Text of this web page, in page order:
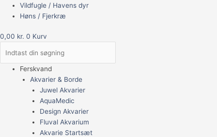
Vildfugle / Havens dyr
Høns / Fjerkræ
0,00 kr. 0 Kurv
Ferskvand
Akvarier & Borde
Juwel Akvarier
AquaMedic
Design Akvarier
Fluval Akvarium
Akvarie Startsæt